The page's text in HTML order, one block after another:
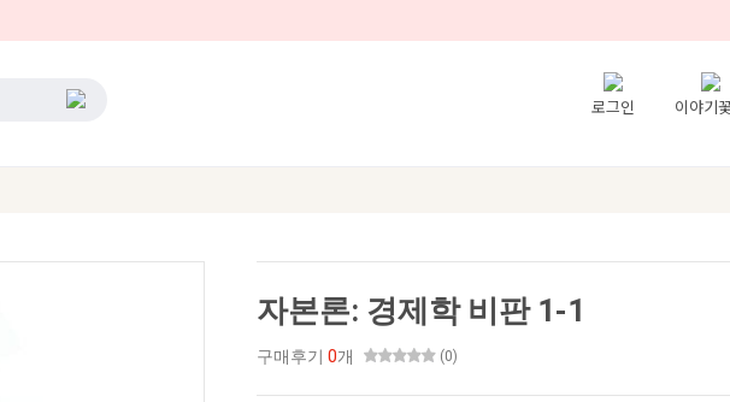
로그인 이야기
자본론: 경제학 비판 1-1
구매후기 0개 (0)